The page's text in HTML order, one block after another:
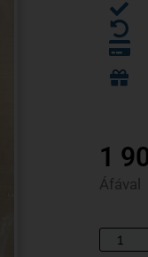
1
Áfával